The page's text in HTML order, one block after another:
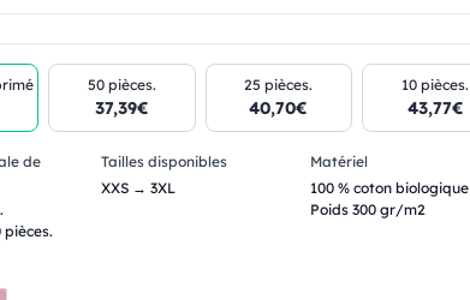
50 pièces.
37,39€
25 pièces.
40,70€
10 pièces.
43,77€
de
pièces.
Tailles disponibles
XXS → 3XL
Matériel
100 % coton biologique
Poids 300 gr/m2